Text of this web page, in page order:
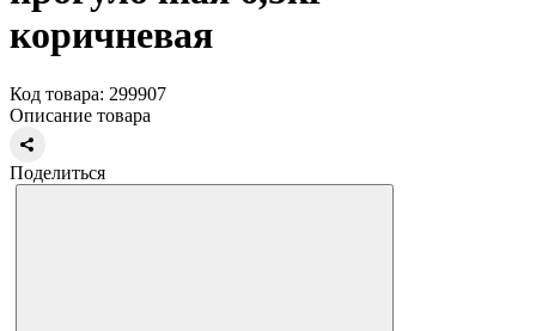
коричневая
Код товара: 299907
Описание товара
Поделиться